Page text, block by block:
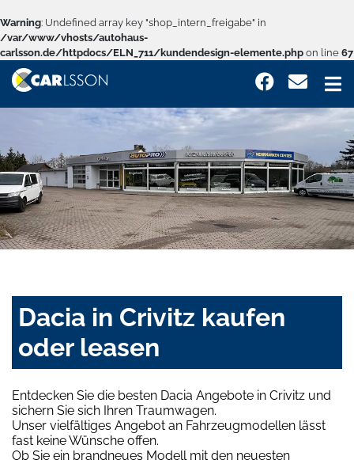
Warning: Undefined array key "shop_intern_freigabe" in
/var/www/vhosts/autohaus-
carlsson.de/httpdocs/ELN_711/kundendesign-elemente.php on line 67
Dacia in Crivitz kaufen
oder leasen
Entdecken Sie die besten Dacia Angebote in Crivitz und
sichern Sie sich Ihren Traumwagen.
Unser vielfältiges Angebot an Fahrzeugmodellen lässt
fast keine Wünsche offen.
Ob Sie ein brandneues Modell mit den neuesten